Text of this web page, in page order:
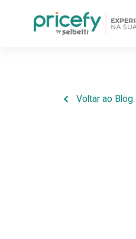
Voltar ao Blog